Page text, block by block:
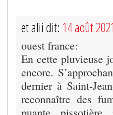
et alii dit: 14 août
ouest france:
En cette pluvieuse
encore.
dernier à Saint-
reconnaître des